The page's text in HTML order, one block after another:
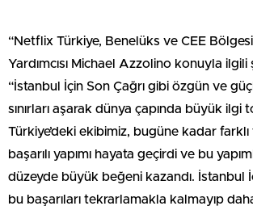
“Netflix Türkiye, Benelüks ve CEE
Yardımcısı Michael Azzolino konuyla ilgili
“İstanbul İçin Son Çağrı gibi özgün ve
sınırları aşarak dünya çapında büyük ilgi
Türkiye’deki ekibimiz, bugüne kadar
başarılı yapımı hayata geçirdi ve bu
düzeyde büyük beğeni kazandı. İstanbul
bu başarıları tekrarlamakla kalmayıp